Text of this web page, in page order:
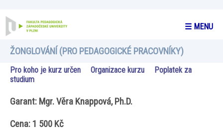
☰ MENU
ŽONGLOVÁNÍ (PRO PEDAGOGICKÉ PRACOVNÍKY)
Pro koho je kurz určen Organizace kurzu
Poplatek za
studium
Garant: Mgr. Věra Knappová, Ph.D.
Cena: 1 500 Kč